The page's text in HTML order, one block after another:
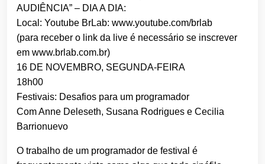
AUDIÊNCIA” – DIA A DIA:
Local: Youtube BrLab: www.youtube.com/brlab
(para receber o link da live é necessário se inscrever
em www.brlab.com.br)
16 DE NOVEMBRO, SEGUNDA-FEIRA
18h00
Festivais: Desafios para um programador
Com Anne Deleseth, Susana Rodrigues e Cecilia
Barrionuevo
O trabalho de um programador de festival é